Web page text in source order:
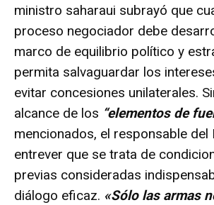
v
í
o
ministro saharaui subrayó que
proceso negociador debe
marco de equilibrio político y
permita salvaguardar los
evitar concesiones unilaterales.
alcance de los “elementos de
mencionados, el responsable del
entrever que se trata de
previas consideradas
diálogo eficaz. «Sólo las armas